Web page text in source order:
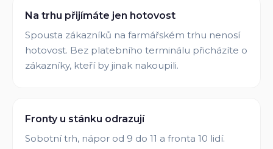
Na trhu přijímáte jen hotovost
Spousta zákazníků na farmářském trhu nenosí
hotovost. Bez platebního terminálu přicházíte o
zákazníky, kteří by jinak nakoupili.
Fronty u stánku odrazují
Sobotní trh, nápor od 9 do 11 a fronta 10 lidí.